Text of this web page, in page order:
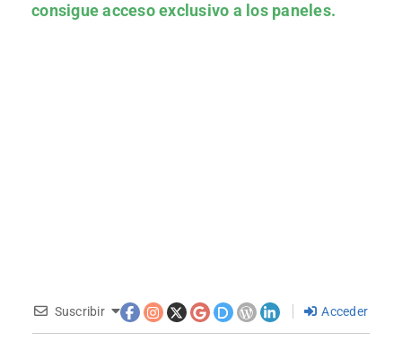
consigue acceso exclusivo a los paneles.
Suscribir Acceder